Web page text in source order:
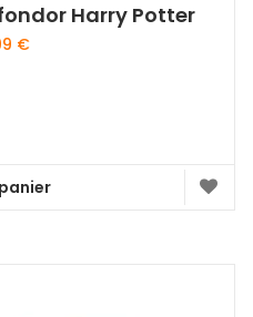
Harry Potter
€